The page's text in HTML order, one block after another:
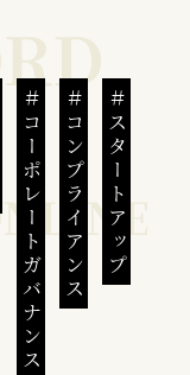
コーポレートガバナンスコンプライアンススタートアップ